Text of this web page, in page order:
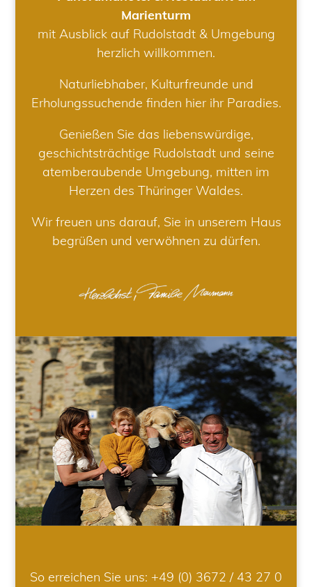
Marienturm
mit Ausblick auf Rudolstadt & Umgebung
herzlich willkommen.
Naturliebhaber, Kulturfreunde und
Erholungssuchende finden hier ihr Paradies.
Genießen Sie das liebenswürdige,
geschichtsträchtige Rudolstadt und seine
atemberaubende Umgebung, mitten im
Herzen des Thüringer Waldes.
Wir freuen uns darauf, Sie in unserem Haus
begrüßen und verwöhnen zu dürfen.
So erreichen Sie uns: +49 (0) 3672 / 43 27 0